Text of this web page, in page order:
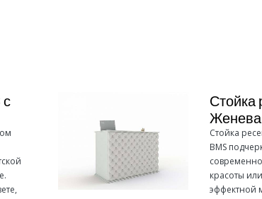
Стойка
Стойка
BMS
красоты
эффектной